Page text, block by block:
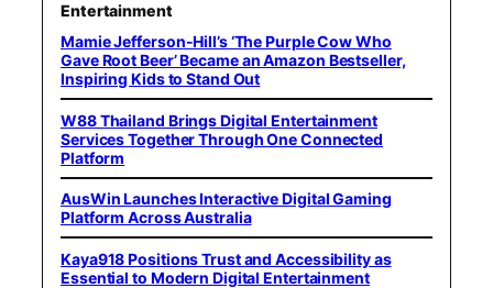
Entertainment
Mamie Jefferson-Hill’s ‘The Purple Cow Who
Gave Root Beer’ Became an Amazon Bestseller,
Inspiring Kids to Stand Out
W88 Thailand Brings Digital Entertainment
Services Together Through One Connected
Platform
AusWin Launches Interactive Digital Gaming
Platform Across Australia
Kaya918 Positions Trust and Accessibility as
Essential to Modern Digital Entertainment